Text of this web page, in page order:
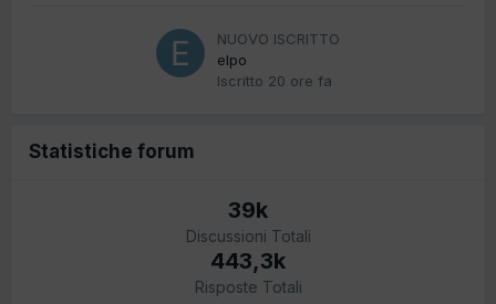
NUOVO ISCRITTO
elpo
Iscritto 20 ore fa
Statistiche forum
39k
Discussioni Totali
443,3k
Risposte Totali